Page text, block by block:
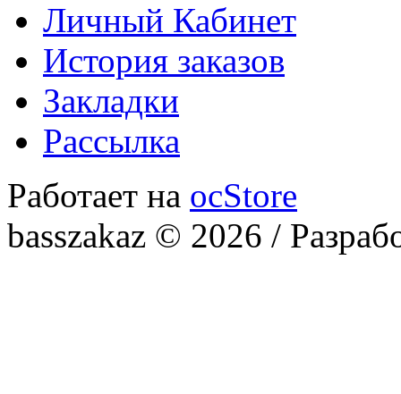
Личный Кабинет
История заказов
Закладки
Рассылка
Работает на ocStore
basszakaz © 2026 /